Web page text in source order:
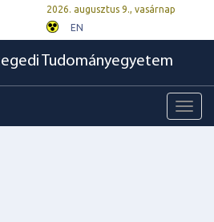
2026. augusztus 9., vasárnap
EN
Tudományegyetem